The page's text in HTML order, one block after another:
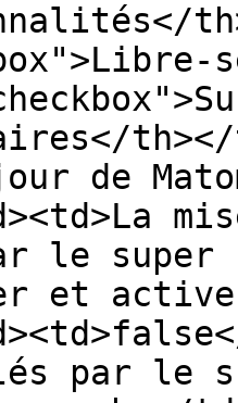
de
le
et
par le